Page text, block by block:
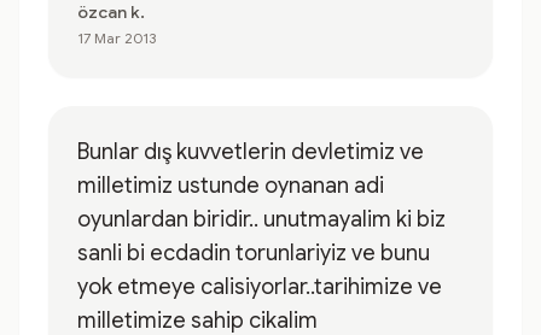
özcan k.
17 Mar 2013
Bunlar dış kuvvetlerin devletimiz ve
milletimiz ustunde oynanan adi
oyunlardan biridir.. unutmayalim ki biz
sanli bi ecdadin torunlariyiz ve bunu
yok etmeye calisiyorlar..tarihimize ve
milletimize sahip cikalim